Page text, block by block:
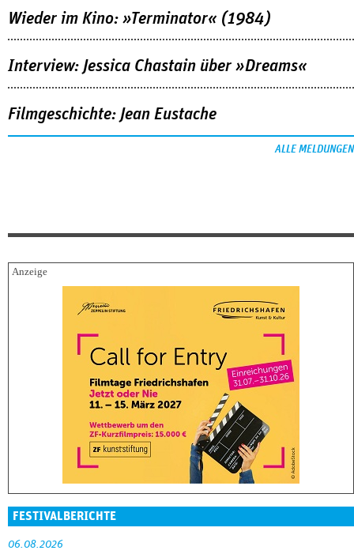
Wieder im Kino: »Terminator« (1984)
Interview: Jessica Chastain über »Dreams«
Filmgeschichte: Jean Eustache
ALLE MELDUNGEN
FESTIVALBERICHTE
06.08.2026